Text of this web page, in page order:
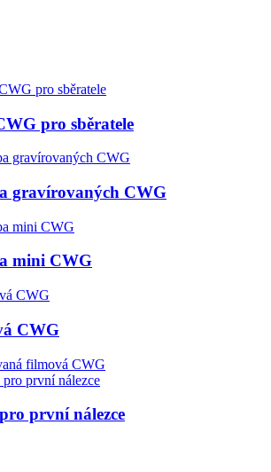
pro sběratele
gravírovaných CWG
mini CWG
CWG
filmová CWG
první nálezce